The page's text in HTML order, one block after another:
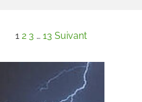
1 2 3 … 13 Suivant